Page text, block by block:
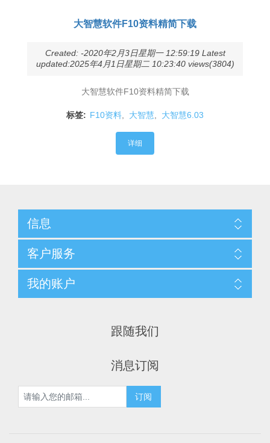
大智慧软件F10资料精简下载
Created: -2020年2月3日星期一 12:59:19 Latest
updated:2025年4月1日星期二 10:23:40 views(3804)
大智慧软件F10资料精简下载
标签: F10资料 大智慧 大智慧6.03
详细
信息
客户服务
我的账户
跟随我们
消息订阅